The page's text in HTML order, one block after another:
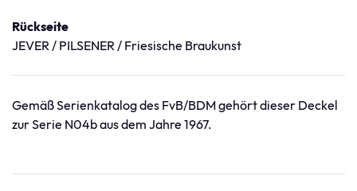
Rückseite
JEVER / PILSENER / Friesische Braukunst
Gemäß Serienkatalog des FvB/BDM gehört dieser Deckel
zur Serie N04b aus dem Jahre 1967.